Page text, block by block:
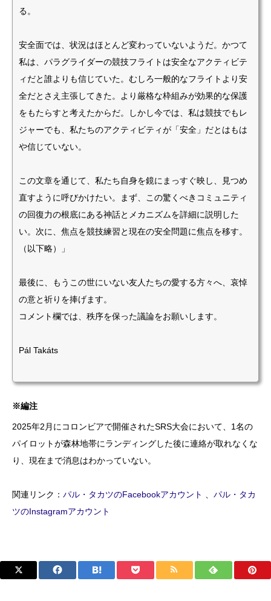
る。
安全面では、状況はほとんど変わっていないようだ。かつて
私は、パラグライダーの競技フライトは安全なアクティビテ
ィだと誰よりも信じていた。むしろ一般的なフライトより安
全だとさえ主張してきた。より厳格な枠組みが効果的な保護
をもたらすと考えたからだ。しかし今では、私は競技でもレ
ジャーでも、私たちのアクティビティが「安全」だとはもは
や信じていない。
この文章を通じて、私たち自身を鏡にまっすぐ映し、見つめ
直すように呼びかけたい。まず、この驚くべきコミュニティ
の回復力の根底にある神話とメカニズムを詳細に説明した
い。次に、焦点を競技練習と現在の安全問題に焦点を移す。
（以下略）」
最後に、もうこの世にいない友人たちの愛する方々へ、哀悼
の意と祈りを捧げます。
コメント欄では、秩序を保った議論をお願いします。
Pál Takáts
※編注
2025年2月にコロンビアで開催されたSRS大会において、1名の
パイロットが森林地帯にランディングした後に連絡が取れなくな
り、現在まで消息はわかっていない。
関連リンク： パル・タカツのFacebookアカウント
パル・タカ
ツのInstagramアカウント